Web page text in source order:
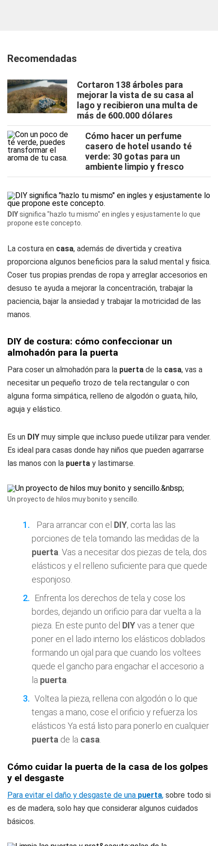
Recomendadas
Cortaron 138 árboles para
mejorar la vista de su casa al
lago y recibieron una multa de
más de 600.000 dólares
Cómo hacer un perfume
casero de hotel usando té
verde: 30 gotas para un
ambiente limpio y fresco
DIYsignifica "hazlo tu mismo" en ingles y esjustamente lo que
propone este concepto.
La costura en casa, además de divertida y creativa
proporciona algunos beneficios para la salud mental y fisica.
Coser tus propias prendas de ropa y arreglar accesorios en
desuso te ayuda a mejorar la concentración, trabajar la
paciencia, bajar la ansiedad y trabajar la motricidad de las
manos.
DIY de costura: cómo confeccionar un
almohadón para la puerta
Para coser un almohadón para la puerta de la casa, vas a
necesitar un pequeño trozo de tela rectangular o con
alguna forma simpática, relleno de algodón o guata, hilo,
aguja y elástico.
Es un DIY muy simple que incluso puede utilizar para vender.
Es ideal para casas donde hay niños que pueden agarrarse
las manos con la puerta y lastimarse.
Un proyecto de hilos muy bonito y sencillo.
Para arrancar con el DIY, corta las las
porciones de tela tomando las medidas de la
puerta . Vas a necesitar dos piezas de tela, dos
elásticos y el relleno suficiente para que quede
esponjoso.
Enfrenta los derechos de tela y cose los
bordes, dejando un orificio para dar vuelta a la
pieza. En este punto del DIYvas a tener que
poner en el lado interno los elásticos doblados
formando un ojal para que cuando los voltees
quede el gancho para engachar el accesorio a
la puerta
Voltea la pieza, rellena con algodón o lo que
tengas a mano, cose el orificio y refuerza los
elásticos Ya está listo para ponerlo en cualquier
puerta de la casa
Cómo cuidar la puerta de la casa de los golpes
y el desgaste
Para evitar el daño y desgaste de una puerta, sobre todo si
es de madera, solo hay que considerar algunos cuidados
básicos.